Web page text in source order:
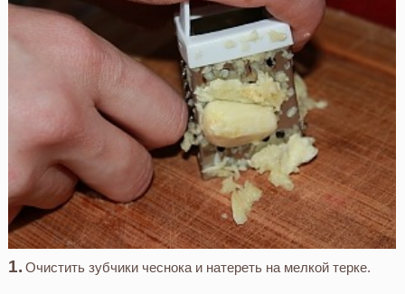
Очистить зубчики чеснока и натереть на мелкой терке.